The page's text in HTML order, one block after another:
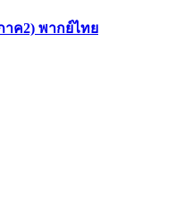
าค2) พากย์ไทย